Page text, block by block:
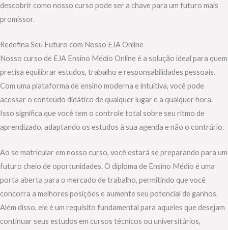
descobrir como nosso curso pode ser a chave para um futuro mais
promissor.
Redefina Seu Futuro com Nosso EJA Online
Nosso curso de EJA Ensino Médio Online é a solução ideal para quem
precisa equilibrar estudos, trabalho e responsabilidades pessoais.
Com uma plataforma de ensino moderna e intuitiva, você pode
acessar o conteúdo didático de qualquer lugar e a qualquer hora.
Isso significa que você tem o controle total sobre seu ritmo de
aprendizado, adaptando os estudos à sua agenda e não o contrário.
Ao se matricular em nosso curso, você estará se preparando para um
futuro cheio de oportunidades. O diploma de Ensino Médio é uma
porta aberta para o mercado de trabalho, permitindo que você
concorra a melhores posições e aumente seu potencial de ganhos.
Além disso, ele é um requisito fundamental para aqueles que desejam
continuar seus estudos em cursos técnicos ou universitários,